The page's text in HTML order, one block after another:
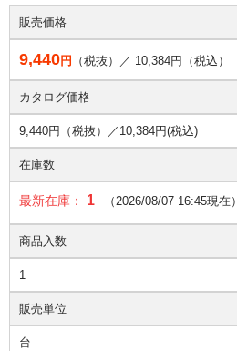
販売価格
9,440円 （税抜）／ 10,384円（税込）
カタログ価格
9,440円（税抜）／ 10,384円(税込)
在庫数
最新在庫： 1 （2026/08/07 16:45現在）
商品入数
1
販売単位
台